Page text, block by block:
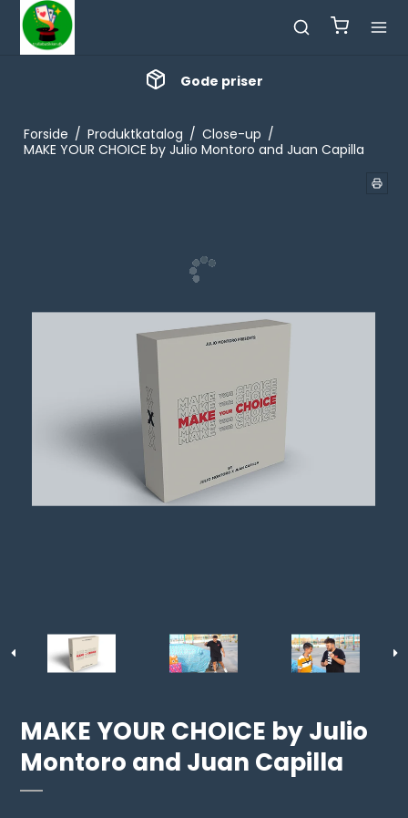
Gode priser
Forside / Produktkatalog / Close-up /
MAKE YOUR CHOICE by Julio Montoro and Juan Capilla
MAKE YOUR CHOICE by Julio
Montoro and Juan Capilla